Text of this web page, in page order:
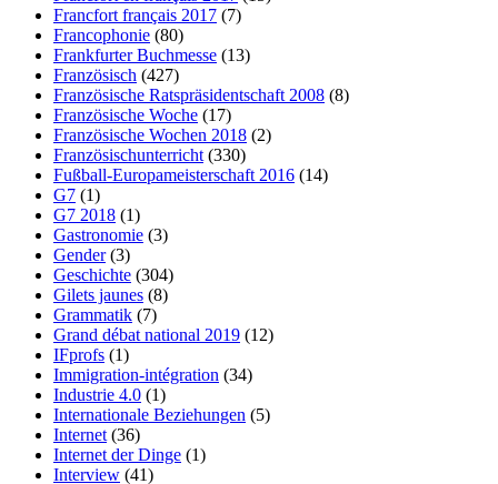
Francfort français 2017 (7)
Francophonie (80)
Frankfurter Buchmesse (13)
Französisch (427)
Französische Ratspräsidentschaft 2008 (8)
Französische Woche (17)
Französische Wochen 2018 (2)
Französischunterricht (330)
Fußball-Europameisterschaft 2016 (14)
G7 (1)
G7 2018 (1)
Gastronomie (3)
Gender(3)
Geschichte (304)
Gilets jaunes (8)
Grammatik (7)
Grand débat national 2019 (12)
IFprofs (1)
Immigration-intégration (34)
Industrie 4.0 (1)
Internationale Beziehungen (5)
Internet (36)
Internet der Dinge (1)
Interview (41)